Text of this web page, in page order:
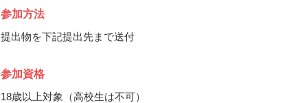
参加方法
提出物を下記提出先まで送付
参加資格
18歳以上対象（高校生は不可）